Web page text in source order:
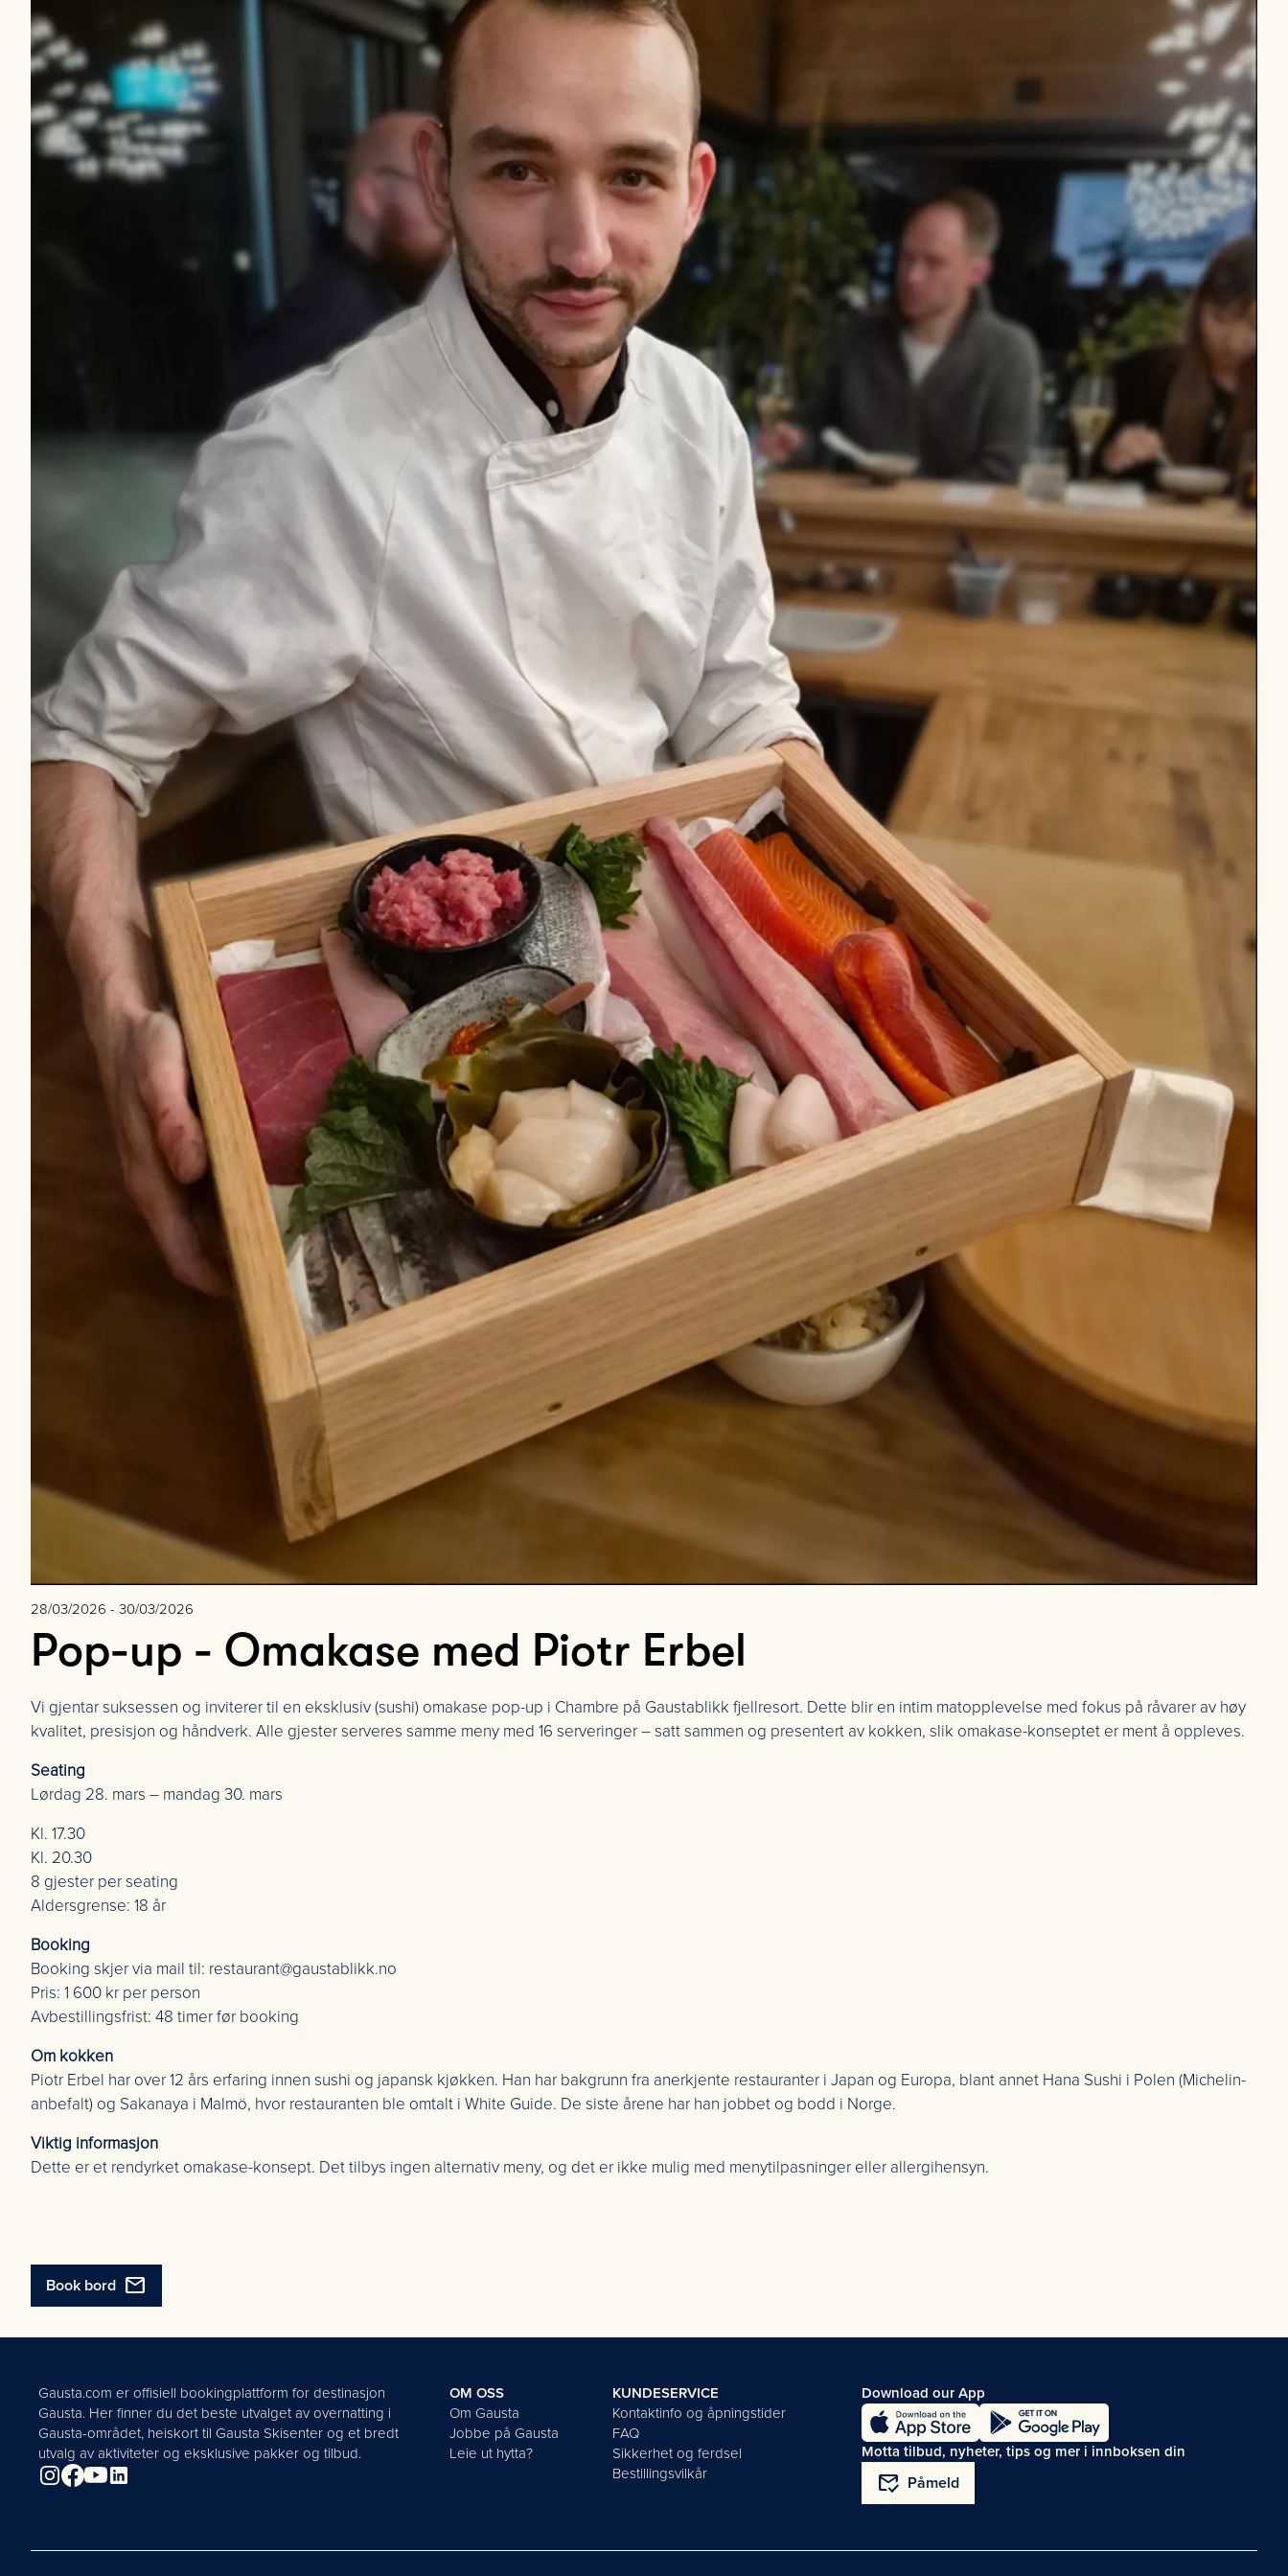
28/03/2026 - 30/03/2026
Pop-up - Omakase med Piotr Erbel
Vi gjentar suksessen og inviterer til en eksklusiv (sushi) omakase pop-up i Chambre på Gaustablikk fjellresort. Dette blir en intim matopplevelse med fokus på råvarer av høy
kvalitet, presisjon og håndverk. Alle gjester serveres samme meny med 16 serveringer – satt sammen og presentert av kokken, slik omakase-konseptet er ment å oppleves.
Seating
Lørdag 28. mars – mandag 30. mars
Kl. 17.30
Kl. 20.30
8 gjester per seating
Aldersgrense: 18 år
Booking
Booking skjer via mail til: restaurant@gaustablikk.no
Pris: 1 600 kr per person
Avbestillingsfrist: 48 timer før booking
Om kokken
Piotr Erbel har over 12 års erfaring innen sushi og japansk kjøkken. Han har bakgrunn fra anerkjente restauranter i Japan og Europa, blant annet Hana Sushi i Polen (Michelin-
anbefalt) og Sakanaya i Malmö, hvor restauranten ble omtalt i White Guide. De siste årene har han jobbet og bodd i Norge.
Viktig informasjon
Dette er et rendyrket omakase-konsept. Det tilbys ingen alternativ meny, og det er ikke mulig med menytilpasninger eller allergihensyn.
Book bord mail
Gausta.com er offisiell bookingplattform for destinasjon
Gausta. Her finner du det beste utvalget av overnatting i
Gausta-området, heiskort til Gausta Skisenter og et bredt
utvalg av aktiviteter og eksklusive pakker og tilbud.
OM OSS
Om Gausta
Jobbe på Gausta
Leie ut hytta?
KUNDESERVICE
Kontaktinfo og åpningstider
FAQ
Sikkerhet og ferdsel
Bestillingsvilkår
Download our App
Motta tilbud, nyheter, tips og mer i innboksen din
mark_email_read Påmeld